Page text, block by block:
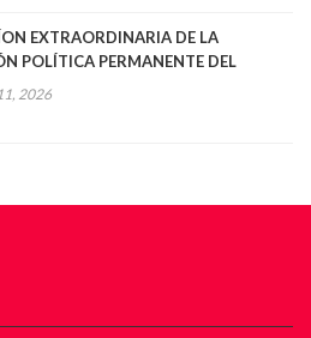
EXTRAORDINARIA DE LA
POLÍTICA PERMANENTE DEL
POLÍTICO ESTATAL
2026